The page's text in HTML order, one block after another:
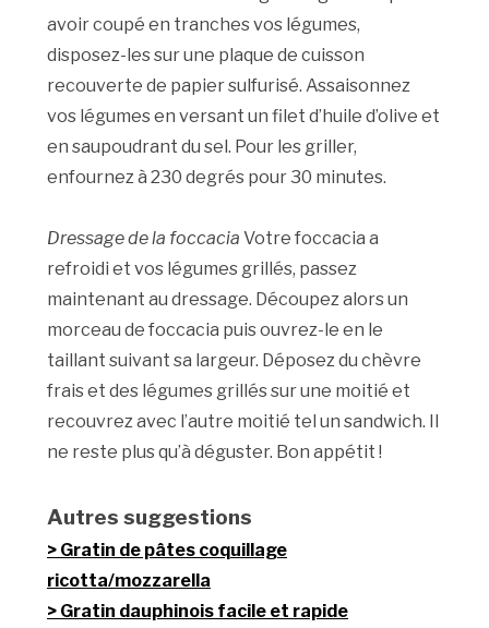
avoir coupé en tranches vos légumes,
disposez-les sur une plaque de cuisson
recouverte de papier sulfurisé. Assaisonnez
vos légumes en versant un filet d’huile d’olive et
en saupoudrant du sel. Pour les griller,
enfournez à 230 degrés pour 30 minutes.
Dressage de la foccacia Votre foccacia a
refroidi et vos légumes grillés, passez
maintenant au dressage. Découpez alors un
morceau de foccacia puis ouvrez-le en le
taillant suivant sa largeur. Déposez du chèvre
frais et des légumes grillés sur une moitié et
recouvrez avec l’autre moitié tel un sandwich. Il
ne reste plus qu’à déguster. Bon appétit !
Autres suggestions
Gratin de pâtes coquillage
ricotta/mozzarella
Gratin dauphinois facile et rapide